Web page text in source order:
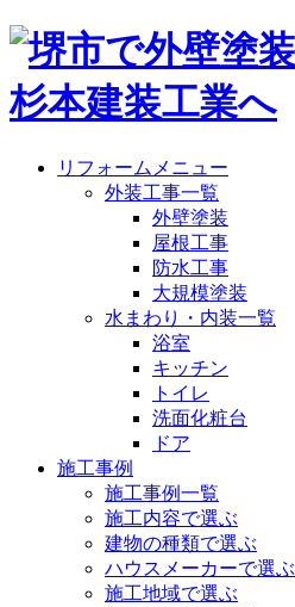
リフォームメニュー
外装工事一覧
外壁塗装
屋根工事
防水工事
大規模塗装
水まわり・内装一覧
浴室
キッチン
トイレ
洗面化粧台
ドア
施工事例
施工事例一覧
施工内容で選ぶ
建物の種類で選ぶ
ハウスメーカーで選ぶ
施工地域で選ぶ